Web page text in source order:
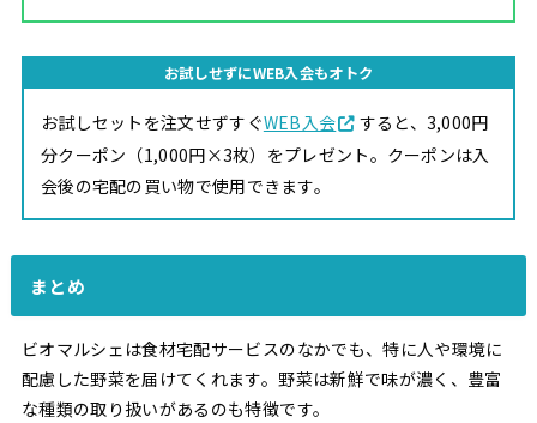
お試しせずにWEB入会もオトク
お試しセットを注文せずすぐWEB入会
すると、3,000円
分クーポン（1,000円×3枚）をプレゼント。クーポンは入
会後の宅配の買い物で使用できます。
まとめ
ビオマルシェは食材宅配サービスのなかでも、特に人や環境に
配慮した野菜を届けてくれます。野菜は新鮮で味が濃く、豊富
な種類の取り扱いがあるのも特徴です。